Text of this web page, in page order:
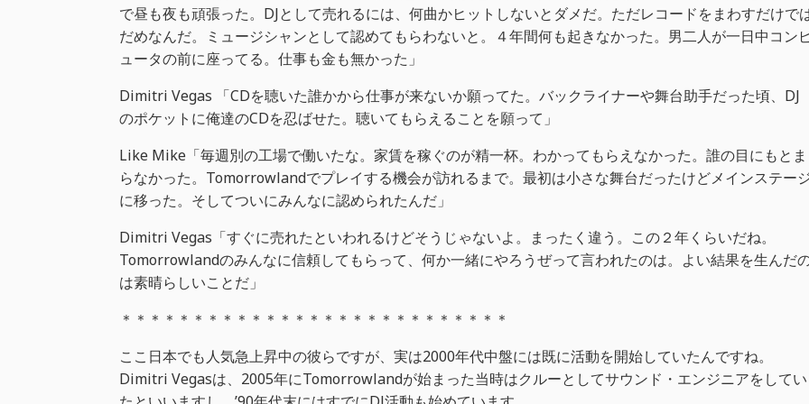
で昼も夜も頑張った。DJとして売れるには、何曲かヒットしないとダメだ。ただレコードをまわすだけで
だめなんだ。ミュージシャンとして認めてもらわないと。４年間何も起きなかった。男二人が一日中コン
ュータの前に座ってる。仕事も金も無かった」
Dimitri Vegas 「CDを聴いた誰かから仕事が来ないか願ってた。バックライナーや舞台助手だった頃、DJ
のポケットに俺達のCDを忍ばせた。聴いてもらえることを願って」
Like Mike「毎週別の工場で働いたな。家賃を稼ぐのが精一杯。わかってもらえなかった。誰の目にもとま
らなかった。Tomorrowlandでプレイする機会が訪れるまで。最初は小さな舞台だったけどメインステー
に移った。そしてついにみんなに認められたんだ」
Dimitri Vegas「すぐに売れたといわれるけどそうじゃないよ。まったく違う。この２年くらいだね。
Tomorrowlandのみんなに信頼してもらって、何か一緒にやろうぜって言われたのは。よい結果を生んだ
は素晴らしいことだ」
＊＊＊＊＊＊＊＊＊＊＊＊＊＊＊＊＊＊＊＊＊＊＊＊＊＊＊
ここ日本でも人気急上昇中の彼らですが、実は2000年代中盤には既に活動を開始していたんですね。
Dimitri Vegasは、2005年にTomorrowlandが始まった当時はクルーとしてサウンド・エンジニアをしてい